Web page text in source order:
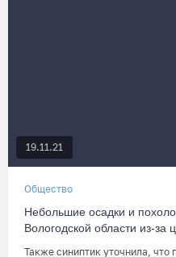
19.11.21
Общество
Небольшие осадки и
Вологодской области из-за
Также синиптик уточнила,